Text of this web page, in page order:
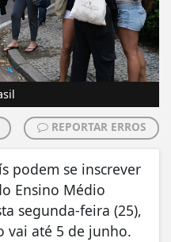
REPORTAR ERROS
podem se inscrever
Ensino Médio
segunda-feira (25),
vai até 5 de junho.